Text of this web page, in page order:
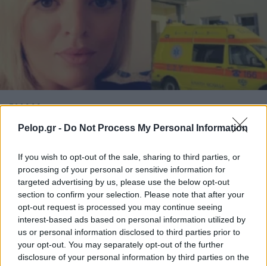
Pelop.gr - Do Not Process My Personal Information
If you wish to opt-out of the sale, sharing to third parties, or
processing of your personal or sensitive information for
targeted advertising by us, please use the below opt-out
section to confirm your selection. Please note that after your
opt-out request is processed you may continue seeing
interest-based ads based on personal information utilized by
us or personal information disclosed to third parties prior to
your opt-out. You may separately opt-out of the further
disclosure of your personal information by third parties on the
ΕΛΛΑΔΑ
Σύρος: «Νόμιζα ότι ήταν άνδρας και κλέφτης» –
διασώστρια